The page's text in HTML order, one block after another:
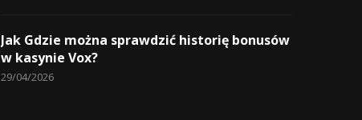
Jak Gdzie można sprawdzić historię bonusów
w kasynie Vox?
29/04/2026